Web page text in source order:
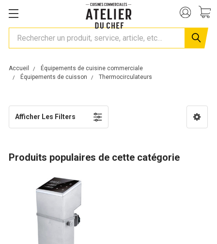
Rechercher
Accueil
Équipements de cuisine commerciale
Équipements de cuisson
Thermocirculateurs
Afficher Les Filters
Produits populaires de cette catégorie